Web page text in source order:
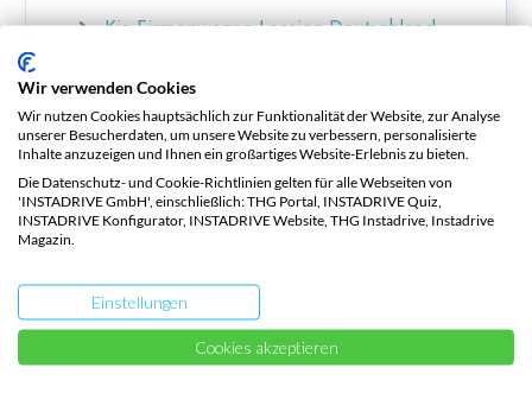
Kia Firmenwagen Leasing Deutschland
E-Auto Gebrauchtwagen Leasing
Deutschland
40% Ersparnis bei Mitarbeiterleasing
Bestes Kia Ladekabel Typ 2
Kia Deutschland
Wir verwenden Cookies
Wir nutzen Cookies hauptsächlich zur Funktionalität der Website, zur Analyse
unserer Besucherdaten, um unsere Website zu verbessern, personalisierte
Inhalte anzuzeigen und Ihnen ein großartiges Website-Erlebnis zu bieten.
Die Datenschutz- und Cookie-Richtlinien gelten für alle Webseiten von
'INSTADRIVE GmbH', einschließlich: THG Portal, INSTADRIVE Quiz,
INSTADRIVE Konfigurator, INSTADRIVE Website, THG Instadrive, Instadrive
Magazin.
Einstellungen
Cookies akzeptieren